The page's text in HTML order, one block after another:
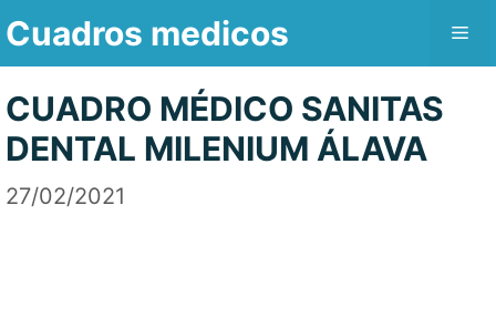
Saltar
contenido
Cuadros medicos
CUADRO MÉDICO SANITAS
DENTAL MILENIUM ÁLAVA
27/02/2021